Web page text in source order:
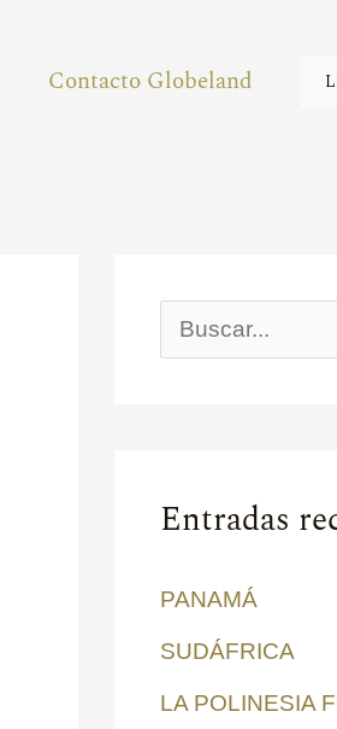
Contacto Globeland
a
p
o
r
Entradas
PANAMÁ
SUDÁFRICA
LA POLINESIA